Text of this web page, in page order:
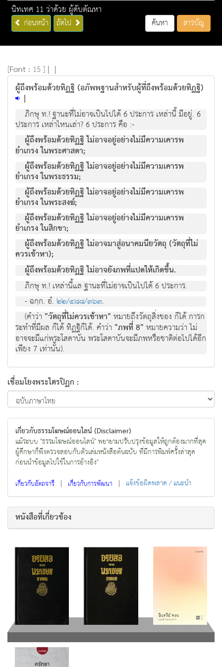
นิทเทศ 11 ว่าด้วย ผู้ดับตัณหา
ก่อนหน้า ถัดไป ค้นหา สารบัญ
[Font : 15 ] | |
ผู้ถึงพร้อมด้วยทิฏฐิ (อภัพพฐานสำหรับผู้ที่ถึงพร้อมด้วยทิฏฐิ)
|
ภิกษุ ท.! ฐานะที่ไม่อาจเป็นไปได้ 6 ประการ เหล่านี้ มีอยู่. 6
ประการ เหล่าไหนเล่า? 6 ประการ คือ :-
ผู้ถึงพร้อมด้วยทิฏฐิ ไม่อาจอยู่อย่างไม่มีความเคารพ
ยำเกรง ในพระศาสดา;
ผู้ถึงพร้อมด้วยทิฏฐิ ไม่อาจอยู่อย่างไม่มีความเคารพ
ยำเกรง ในพระธรรม;
ผู้ถึงพร้อมด้วยทิฏฐิ ไม่อาจอยู่อย่างไม่มีความเคารพ
ยำเกรง ในพระสงฆ์;
ผู้ถึงพร้อมด้วยทิฏฐิ ไม่อาจอยู่อย่างไม่มีความเคารพ
ยำเกรง ในสิกขา;
ผู้ถึงพร้อมด้วยทิฏฐิ ไม่อาจมาสู่อนาคมนียวัตถุ (วัตถุที่ไม่
ควรเข้าหา);
ผู้ถึงพร้อมด้วยทิฏฐิ ไม่อาจยังภพที่แปดให้เกิดขึ้น.
ภิกษุ ท.! เหล่านี้แล ฐานะที่ไม่อาจเป็นไปได้ 6 ประการ.
- ฉกฺก. อํ.๒๒/๔๘๘/๓๖๓.
(คำว่า "วัตถุที่ไม่ควรเข้าหา" หมายถึงวัตถุสิ่งของ ก็ได้ การก
ระทำที่มีผล ก็ได้ ทิฏฐิก็ได้. คำว่า "ภพที่ 8" หมายความว่า ไม่
อาจจะมีแก่พระโสดาบัน พระโสดาบันจะมีภพหรือชาติต่อไปได้อีก
เพียง 7 เท่านั้น).
เชื่อมโยงพระไตรปิฏก :
เกี่ยวกับธรรมโฆษณ์ออนไลน์ (Disclaimer)
แม้ระบบ "ธรรมโฆษณ์ออนไลน์" พยายามปรับปรุงข้อมูลให้ถูกต้องมากที่สุด
ผู้ศึกษาก็พึงตรวจสอบกับตัวเล่มหนังสือต้นฉบับ ที่มีการพิมพ์ครั้งล่าสุด
ก่อนนำข้อมูลไปใช้ในการอ้างอิง"
เกี่ยวกับอัตถจารี | เกี่ยวกับการพัฒนา | แจ้งข้อผิดพลาด / แนะนำ
หนังสือที่เกี่ยวข้อง